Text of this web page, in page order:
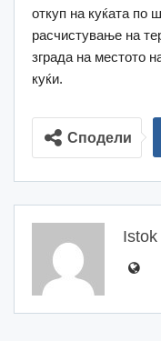
откуп на куќата по
расчистување на
зграда на местото
куќи.
Сподели